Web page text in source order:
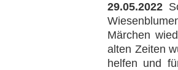
29.05.2022
Märchen
alten Zeiten
helfen und